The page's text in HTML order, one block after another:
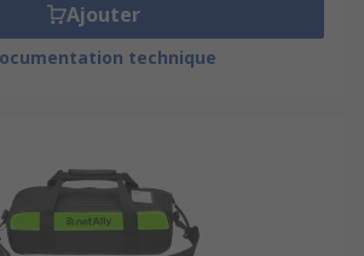
Ajouter
technique